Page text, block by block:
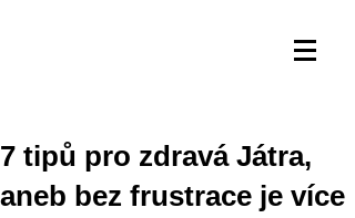
7 tipů pro zdravá Játra,
aneb bez frustrace je více